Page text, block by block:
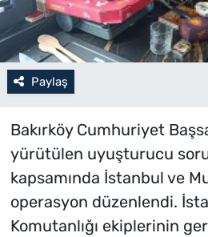
Paylaş
Bakırköy Cumhuriyet
yürütülen uyuşturucu
kapsamında İstanbul ve
operasyon düzenlendi.
Komutanlığı ekiplerinin